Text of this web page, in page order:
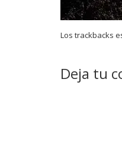
Los trackbacks
Deja tu